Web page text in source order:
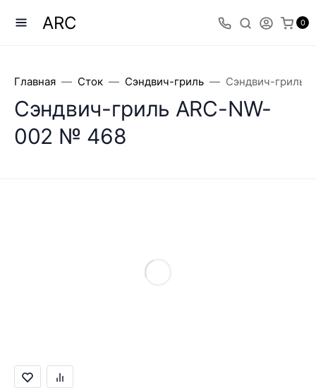
ARC 0
Главная Сток Сэндвич-гриль Сэндвич-гриль
Сэндвич-гриль ARC-NW-
002 № 468